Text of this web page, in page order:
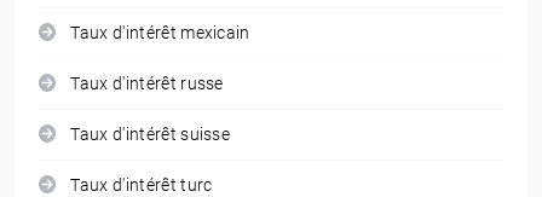
Taux d'intérêt mexicain
Taux d'intérêt russe
Taux d'intérêt suisse
Taux d'intérêt turc